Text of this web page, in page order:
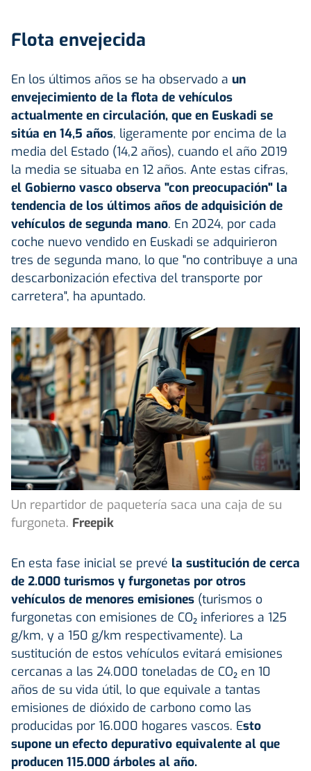
Flota envejecida
En los últimos años se ha observado a un
envejecimiento de la flota de vehículos
actualmente en circulación, que en Euskadi se
sitúa en 14,5 años, ligeramente por encima de la
media del Estado (14,2 años), cuando el año 2019
la media se situaba en 12 años. Ante estas cifras,
el Gobierno vasco observa "con preocupación" la
tendencia de los últimos años de adquisición de
vehículos de segunda mano. En 2024, por cada
coche nuevo vendido en Euskadi se adquirieron
tres de segunda mano, lo que "no contribuye a una
descarbonización efectiva del transporte por
carretera", ha apuntado.
Un repartidor de paquetería saca una caja de su
furgoneta. Freepik
En esta fase inicial se prevé la sustitución de cerca
de 2.000 turismos y furgonetas por otros
vehículos de menores emisiones (turismos o
furgonetas con emisiones de CO₂ inferiores a 125
g/km, y a 150 g/km respectivamente). La
sustitución de estos vehículos evitará emisiones
cercanas a las 24.000 toneladas de CO₂ en 10
años de su vida útil, lo que equivale a tantas
emisiones de dióxido de carbono como las
producidas por 16.000 hogares vascos. Esto
supone un efecto depurativo equivalente al que
producen 115.000 árboles al año.